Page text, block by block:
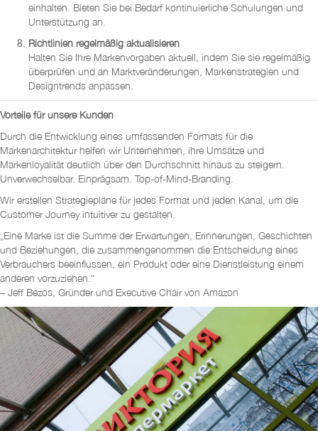
einhalten. Bieten Sie bei Bedarf kontinuierliche Schulungen und
Unterstützung an.
Richtlinien regelmäßig aktualisieren
Halten Sie Ihre Markenvorgaben aktuell, indem Sie sie regelmäßig
überprüfen und an Marktveränderungen, Markenstrategien und
Designtrends anpassen.
Vorteile für unsere Kunden
Durch die Entwicklung eines umfassenden Formats für die
Markenarchitektur helfen wir Unternehmen, ihre Umsätze und
Markenloyalität deutlich über den Durchschnitt hinaus zu steigern.
Unverwechselbar. Einprägsam. Top-of-Mind-Branding.
Wir erstellen Strategiepläne für jedes Format und jeden Kanal, um die
Customer Journey intuitiver zu gestalten.
„Eine Marke ist die Summe der Erwartungen, Erinnerungen, Geschichten
und Beziehungen, die zusammengenommen die Entscheidung eines
Verbrauchers beeinflussen, ein Produkt oder eine Dienstleistung einem
anderen vorzuziehen.“
– Jeff Bezos, Gründer und Executive Chair von Amazon